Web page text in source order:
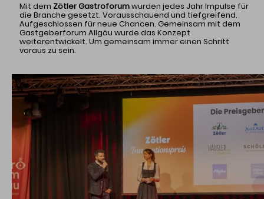
Kriterien & Bewerbung
Die Gewinner
Preis
Mit dem Zötler Gastroforumwurden jedes Jahr Impulse für
die Branche gesetzt. Vorausschauend und tiefgreifend.
Aufgeschlossen für neue Chancen. Gemeinsam mit dem
Gastgeberforum Allgäu wurde das Konzept
weiterentwickelt. Um gemeinsam immer einen Schritt
voraus zu sein.